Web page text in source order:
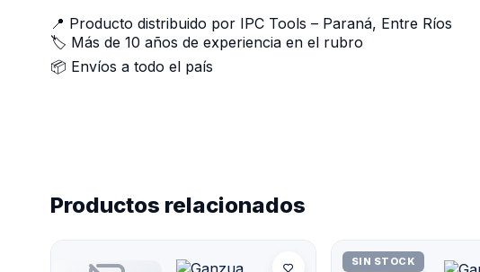
📍 Producto distribuido por IPC Tools – Paraná, Entre Ríos
🏷️ Más de 10 años de experiencia en el rubro
📦 Envíos a todo el país
Productos relacionados
SIN STOCK